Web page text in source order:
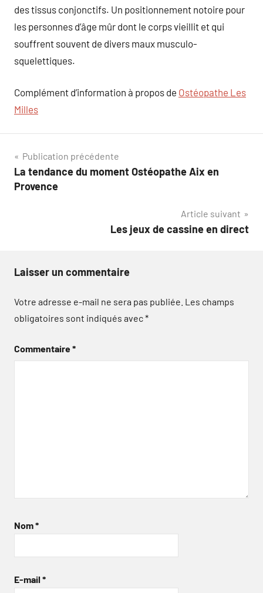
des tissus conjonctifs. Un positionnement notoire pour
les personnes d’âge mûr dont le corps vieillit et qui
souffrent souvent de divers maux musculo-
squelettiques.
Complément d’information à propos de Ostéopathe Les
Milles
Navigation
de
Publication précédente
La tendance du moment Ostéopathe Aix en
Provence
Article suivant
Les jeux de cassine en direct
Laisser un commentaire
Votre adresse e-mail ne sera pas publiée. Les champs
obligatoires sont indiqués avec*
Commentaire*
Nom*
E-mail *